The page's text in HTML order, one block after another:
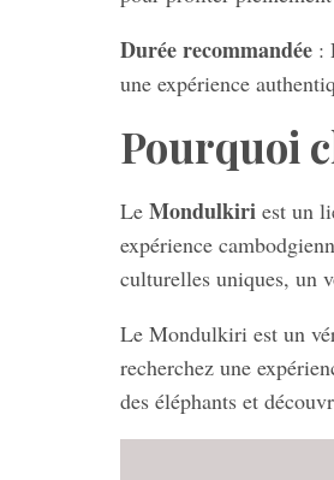
Durée recommandée :
une expérience
Pourquoi
Le Mondulkiri est un
expérience
culturelles uniques, un
Le Mondulkiri est un
recherchez une
des éléphants et